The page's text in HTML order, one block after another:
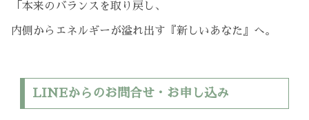
「本来のバランスを取り戻し、
内側からエネルギーが溢れ出す『新しいあなた』へ。
LINEからのお問合せ・お申し込み